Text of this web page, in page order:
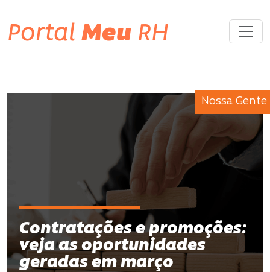
Portal Meu RH
Nossa Gente
Contratações e promoções:
veja as oportunidades
geradas em março